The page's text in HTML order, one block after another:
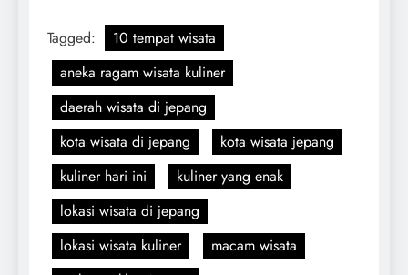
Tagged:
10 tempat wisata
aneka ragam wisata kuliner
daerah wisata di jepang
kota wisata di jepang
kota wisata jepang
kuliner hari ini
kuliner yang enak
lokasi wisata di jepang
lokasi wisata kuliner
macam wisata